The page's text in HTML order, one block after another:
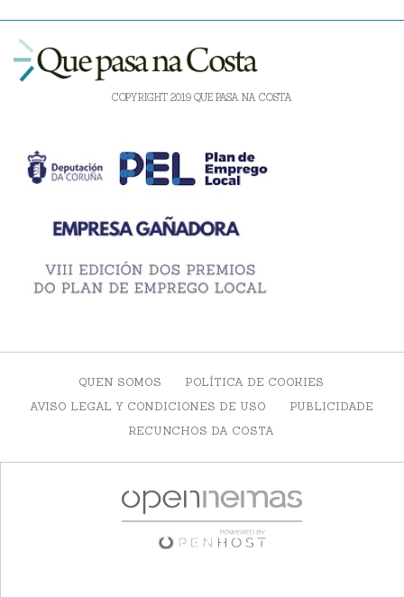
COPYRIGHT 2019 QUE PASA NA COSTA
QUEN SOMOS
POLÍTICA DE COOKIES
AVISO LEGAL Y CONDICIONES DE USO
PUBLICIDADE
RECUNCHOS DA COSTA